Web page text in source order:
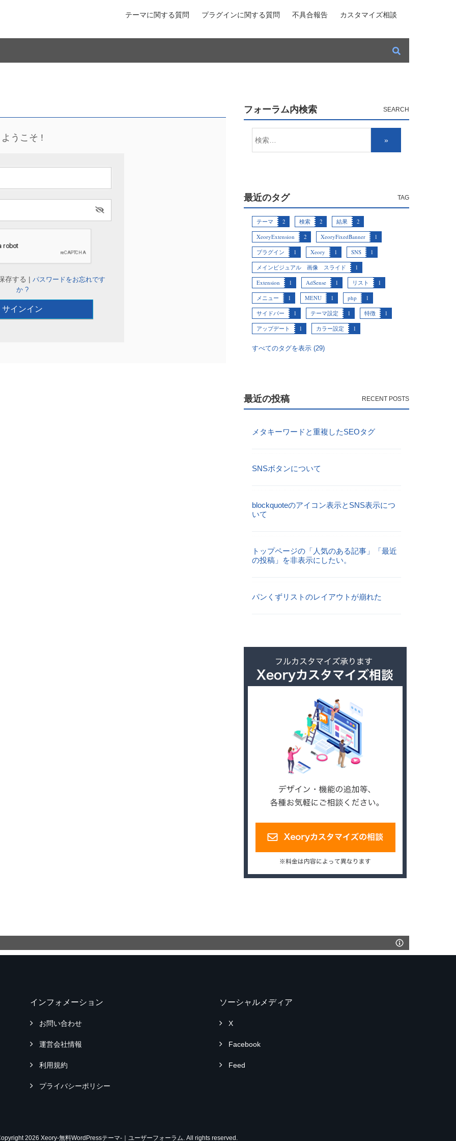
テーマに関する質問 プラグインに関する質問 不具合報告 カスタマイズ相談
ようこそ !
存する |パスワードをお忘れです
か ?
フォーラム内検索
最近のタグ
テーマ 2 検索 2 結果
2
XeoryExtension
2 XeoryFixedBanner
1
プラグイン
1 Xeory 1 SNS
1
メインビジュアル 画像 スライド
1
Extension
1 AdSense 1 リスト
1
メニュー
1 MENU 1 php
1
サイドバー
1 テーマ設定 1 特徴
1
アップデート
1 カラー設定 1
すべてのタグを表示 (29)
最近の投稿
メタキーワードと重複したSEOタグ
SNSボタンについて
blockquoteのアイコン表示とSNS表示につ
いて
トップページの「人気のある記事」「最近
の投稿」を非表示にしたい。
パンくずリストのレイアウトが崩れた
インフォメーション
お問い合わせ
運営会社情報
利用規約
プライバシーポリシー
ソーシャルメディア
X
Facebook
Feed
2026 Xeory-無料WordPressテーマ-｜ユーザーフォーラム. All rights reserved.